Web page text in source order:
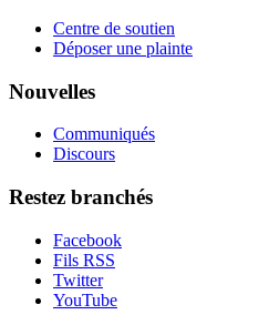
Centre de soutien
Déposer une plainte
Nouvelles
Communiqués
Discours
Restez branchés
Facebook
Fils RSS
Twitter
YouTube